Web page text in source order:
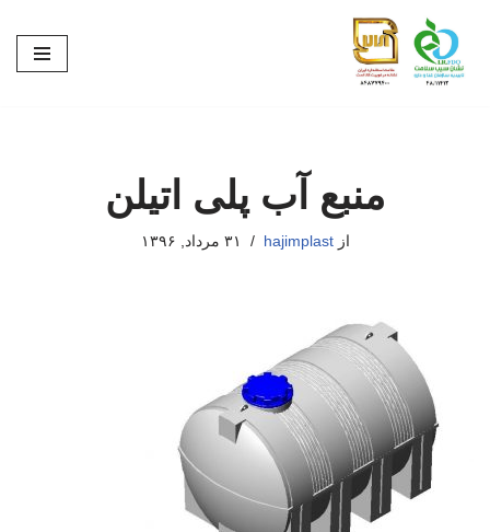
پرش
منبع آب پلی اتیلن
ازhajimplast ۳۱ مرداد, ۱۳۹۶